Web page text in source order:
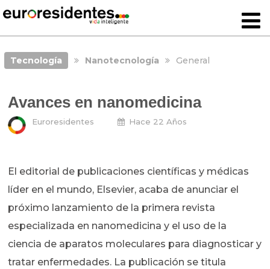
Tecnología Nanotecnología General
Avances en nanomedicina
Euroresidentes Hace 22 Años
El editorial de publicaciones científicas y médicas
líder en el mundo, Elsevier, acaba de anunciar el
próximo lanzamiento de la primera revista
especializada en nanomedicina y el uso de la
ciencia de aparatos moleculares para diagnosticar y
tratar enfermedades. La publicación se titula